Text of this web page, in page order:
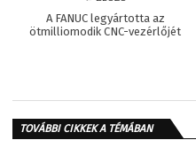
A FANUC legyártotta az
ötmilliomodik CNC-vezérlőjét
TOVÁBBI CIKKEK A TÉMÁBAN